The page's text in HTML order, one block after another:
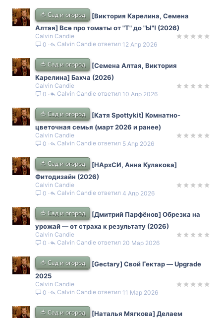
🍅 Сад и огород
[Виктория Карелина, Семена
Алтая] Все про томаты от "Т" до "Ы"! (2026)
Calvin Candie
0
12 Апр 2026
Calvin Candie
🍅 Сад и огород
[Семена Алтая, Виктория
Карелина] Бахча (2026)
Calvin Candie
0
10 Апр 2026
Calvin Candie
🍅 Сад и огород
[Катя Spottykit] Комнатно-
цветочная семья (март 2026 и ранее)
Calvin Candie
0
5 Апр 2026
Calvin Candie
🍅 Сад и огород
[НАрхСИ, Анна Кулакова]
Фитодизайн (2026)
Calvin Candie
0
4 Апр 2026
Calvin Candie
🍅 Сад и огород
[Дмитрий Парфёнов] Обрезка на
урожай — от страха к результату (2026)
Calvin Candie
0
20 Мар 2026
Calvin Candie
🍅 Сад и огород
[Gectary] Свой Гектар — Upgrade
2025
Calvin Candie
0
11 Мар 2026
Calvin Candie
🍅 Сад и огород
[Наталья Мягкова] Делаем